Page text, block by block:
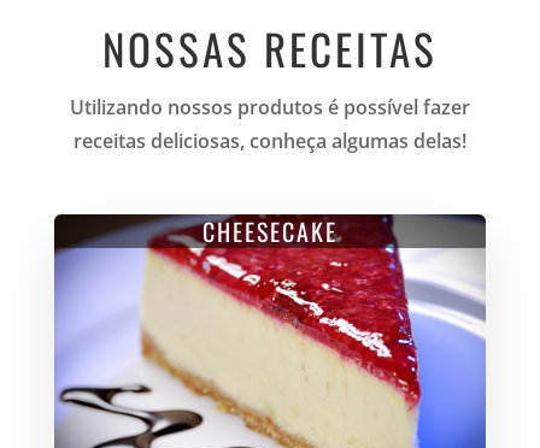
NOSSAS RECEITAS
Utilizando nossos produtos é possível fazer
receitas deliciosas, conheça algumas delas!
CHEESECAKE